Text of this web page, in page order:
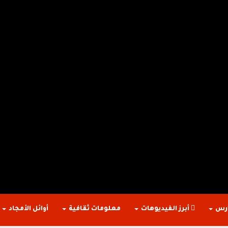
أبرز الفيديوهات معلومات ثقافية أوائل الأمجاد